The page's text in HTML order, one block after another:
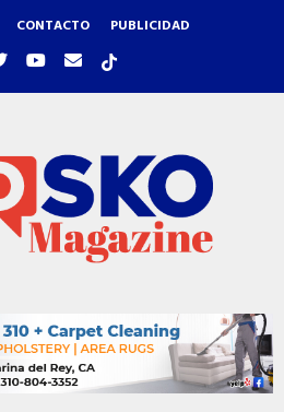
CONTACTO PUBLICIDAD